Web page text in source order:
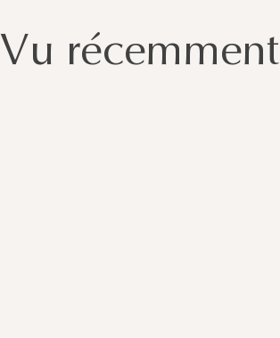
Vu récemment